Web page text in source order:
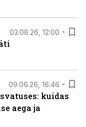
03.08.26, 12:00
09.06.26, 16:46
kuidas
aega ja